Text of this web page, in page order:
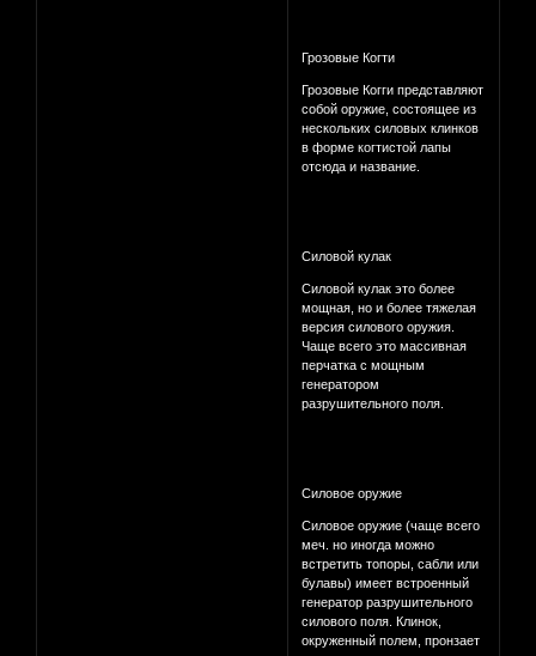
Грозовые Когти
Грозовые Когги представляют
собой оружие, состоящее из
нескольких силовых клинков
в форме когтистой лапы
отсюда и название.
Силовой кулак
Силовой кулак это более
мощная, но и более тяжелая
версия силового оружия.
Чаще всего это массивная
перчатка с мощным
генератором
разрушительного поля.
Силовое оружие
Силовое оружие (чаще всего
меч. но иногда можно
встретить топоры, сабли или
булавы) имеет встроенный
генератор разрушительного
силового поля. Клинок,
окруженный полем, пронзает